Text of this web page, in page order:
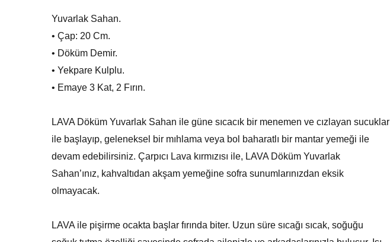
Yuvarlak Sahan.
• Çap: 20 Cm.
• Döküm Demir.
• Yekpare Kulplu.
• Emaye 3 Kat, 2 Fırın.
LAVA Döküm Yuvarlak Sahan ile güne sıcacık bir menemen ve cızlayan sucuklar
ile başlayıp, geleneksel bir mıhlama veya bol baharatlı bir mantar yemeği ile
devam edebilirsiniz. Çarpıcı Lava kırmızısı ile, LAVA Döküm Yuvarlak
Sahan’ınız, kahvaltıdan akşam yemeğine sofra sunumlarınızdan eksik
olmayacak.
LAVA ile pişirme ocakta başlar fırında biter. Uzun süre sıcağı sıcak, soğuğu